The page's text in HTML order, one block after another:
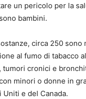
un pericolo per la
bambini.
circa 250 sono
al fumo di tabacco
cronici e
minori o donne in
e del Canada.